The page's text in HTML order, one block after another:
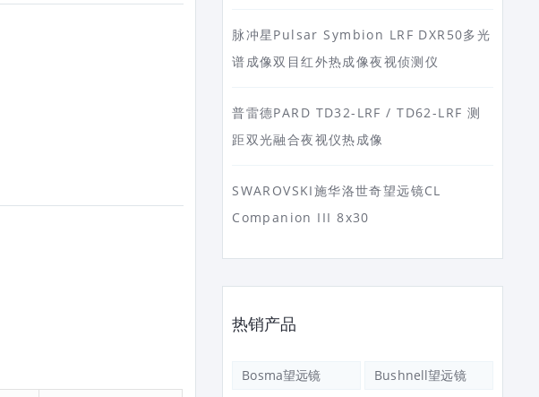
脉冲星Pulsar Symbion LRF DXR50多光
谱成像双目红外热成像夜视侦测仪
普雷德PARD TD32-LRF / TD62-LRF 测
距双光融合夜视仪热成像
SWAROVSKI施华洛世奇望远镜CL
Companion III 8x30
热销产品
Bosma望远镜 Bushnell望远镜